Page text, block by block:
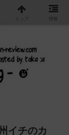
ブログ
イチのカ
トップ 情報